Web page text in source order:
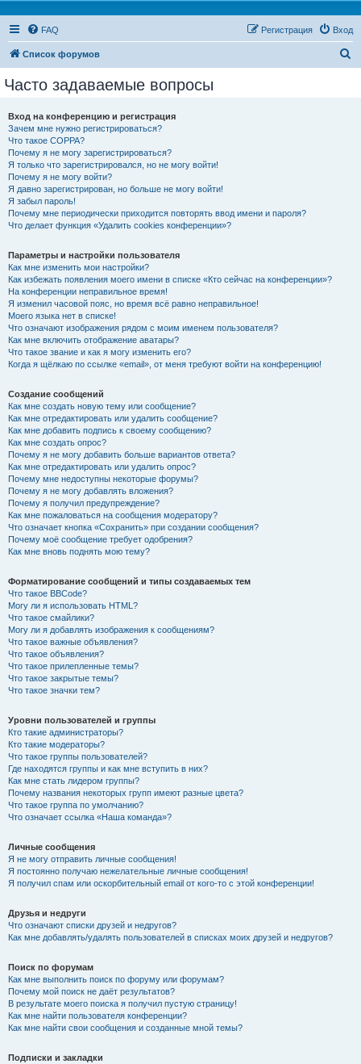
FAQ Вход
Регистрация
Список форумов
Часто задаваемые вопросы
Вход на конференцию и регистрация
Зачем мне нужно регистрироваться?
Что такое COPPA?
Почему я не могу зарегистрироваться?
Я только что зарегистрировался, но не могу войти!
Почему я не могу войти?
Я давно зарегистрирован, но больше не могу войти!
Я забыл пароль!
Почему мне периодически приходится повторять ввод имени и пароля?
Что делает функция «Удалить cookies конференции»?
Параметры и настройки пользователя
Как мне изменить мои настройки?
Как избежать появления моего имени в списке «Кто сейчас на конференции»?
На конференции неправильное время!
Я изменил часовой пояс, но время всё равно неправильное!
Моего языка нет в списке!
Что означают изображения рядом с моим именем пользователя?
Как мне включить отображение аватары?
Что такое звание и как я могу изменить его?
Когда я щёлкаю по ссылке «email», от меня требуют войти на конференцию!
Создание сообщений
Как мне создать новую тему или сообщение?
Как мне отредактировать или удалить сообщение?
Как мне добавить подпись к своему сообщению?
Как мне создать опрос?
Почему я не могу добавить больше вариантов ответа?
Как мне отредактировать или удалить опрос?
Почему мне недоступны некоторые форумы?
Почему я не могу добавлять вложения?
Почему я получил предупреждение?
Как мне пожаловаться на сообщения модератору?
Что означает кнопка «Сохранить» при создании сообщения?
Почему моё сообщение требует одобрения?
Как мне вновь поднять мою тему?
Форматирование сообщений и типы создаваемых тем
Что такое BBCode?
Могу ли я использовать HTML?
Что такое смайлики?
Могу ли я добавлять изображения к сообщениям?
Что такое важные объявления?
Что такое объявления?
Что такое прилепленные темы?
Что такое закрытые темы?
Что такое значки тем?
Уровни пользователей и группы
Кто такие администраторы?
Кто такие модераторы?
Что такое группы пользователей?
Где находятся группы и как мне вступить в них?
Как мне стать лидером группы?
Почему названия некоторых групп имеют разные цвета?
Что такое группа по умолчанию?
Что означает ссылка «Наша команда»?
Личные сообщения
Я не могу отправить личные сообщения!
Я постоянно получаю нежелательные личные сообщения!
Я получил спам или оскорбительный email от кого-то с этой конференции!
Друзья и недруги
Что означают списки друзей и недругов?
Как мне добавлять/удалять пользователей в списках моих друзей и недругов?
Поиск по форумам
Как мне выполнить поиск по форуму или форумам?
Почему мой поиск не даёт результатов?
В результате моего поиска я получил пустую страницу!
Как мне найти пользователя конференции?
Как мне найти свои сообщения и созданные мной темы?
Подписки и закладки